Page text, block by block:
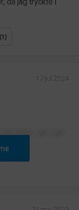
(1)
lärare, där man